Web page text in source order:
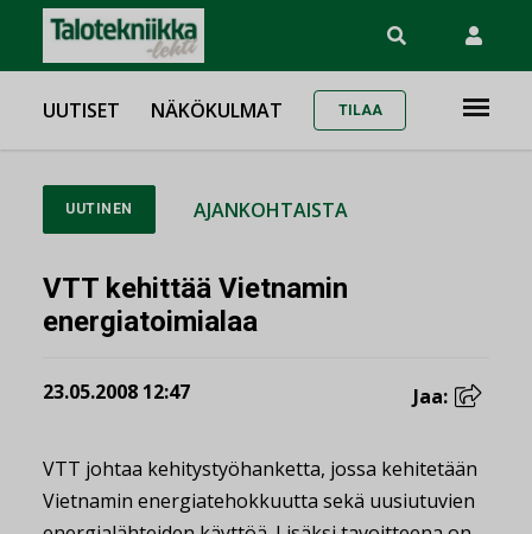
UUTISET NÄKÖKULMAT TILAA
UUTINEN AJANKOHTAISTA
VTT kehittää Vietnamin
energiatoimialaa
23.05.2008 12:47 Jaa:
VTT johtaa kehitystyöhanketta, jossa kehitetään
Vietnamin energiatehokkuutta sekä uusiutuvien